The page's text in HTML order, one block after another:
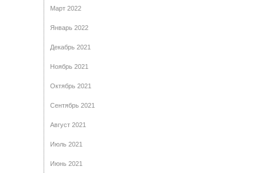
Март 2022
Январь 2022
Декабрь 2021
Ноябрь 2021
Октябрь 2021
Сентябрь 2021
Август 2021
Июль 2021
Июнь 2021